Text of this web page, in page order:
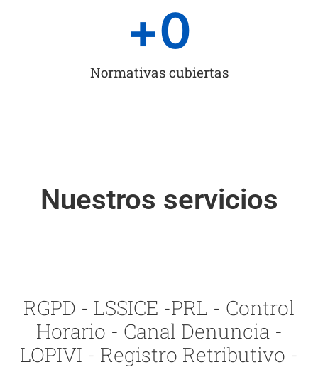
Normativas cubiertas
+0
Nuestros servicios
RGPD - LSSICE -PRL - Control
Horario - Canal Denuncia -
LOPIVI - Registro Retributivo -